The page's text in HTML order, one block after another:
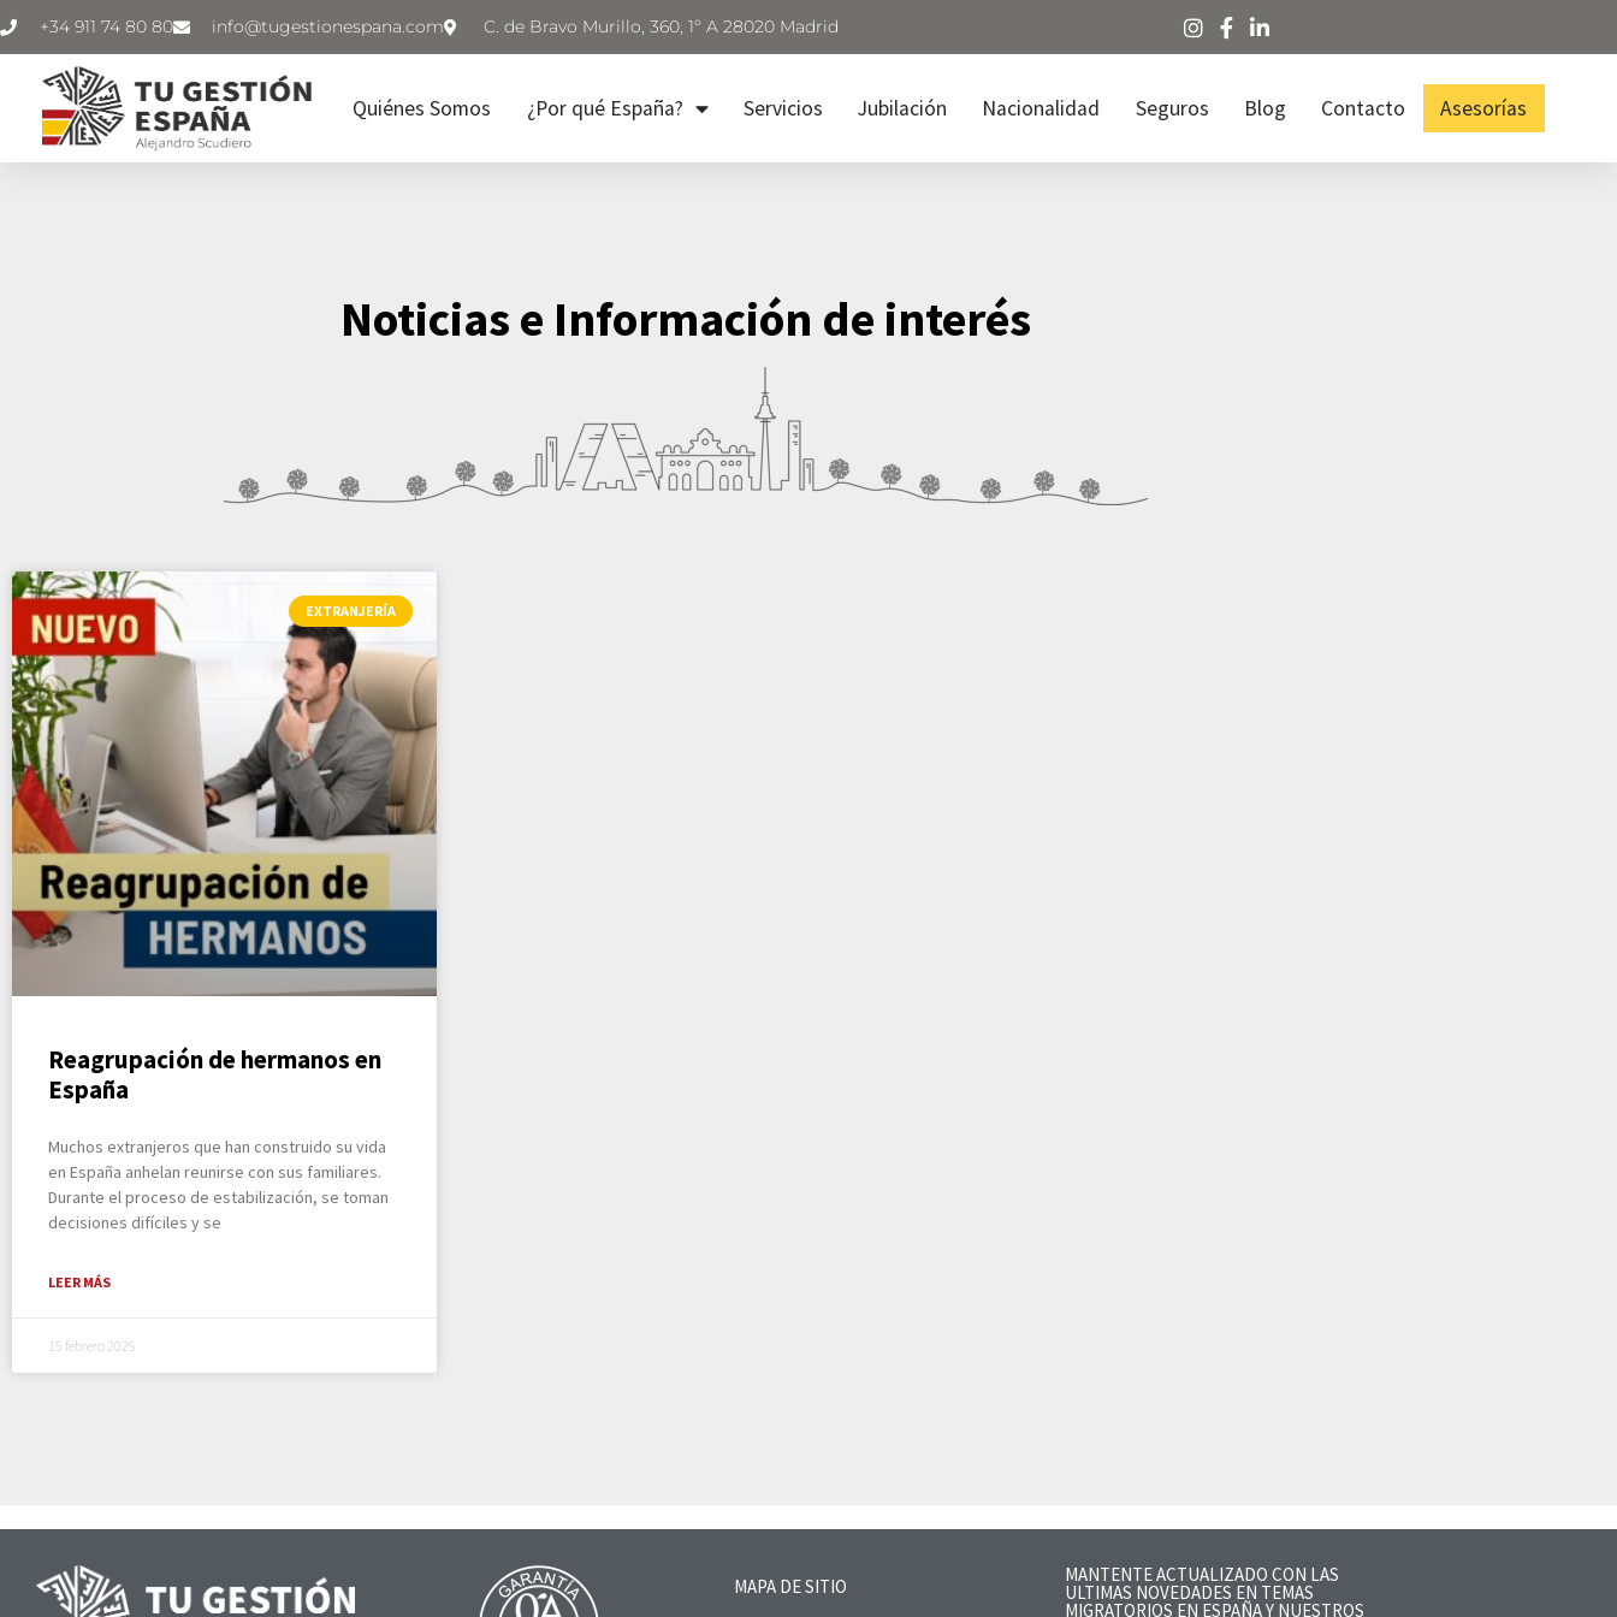
+34 911 74 80 80 C. de Bravo Murillo, 360, 1º A 28020 Madrid
Quiénes Somos ¿Por qué España? Servicios Jubilación Nacionalidad Seguros Blog Contacto Asesorías
Noticias e Información de interés
EXTRANJERÍA
Reagrupación de hermanos en
España
Muchos extranjeros que han construido su vida
en España anhelan reunirse con sus familiares.
Durante el proceso de estabilización, se toman
decisiones difíciles y se
LEER MÁS
15 febrero 2025
MAPA DE SITIO
MANTENTE ACTUALIZADO CON LAS
ULTIMAS NOVEDADES EN TEMAS
MIGRATORIOS EN ESPAÑA Y NUESTROS